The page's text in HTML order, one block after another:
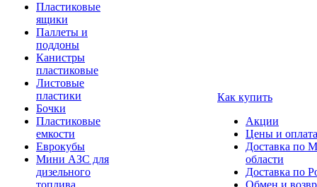
Пластиковые
ящики
Паллеты и
поддоны
Канистры
пластиковые
Листовые
пластики
Бочки
Пластиковые
емкости
Еврокубы
Мини АЗС для
дизельного
топлива
Как купить
Акции
Цены и оплата
Доставка по
области
Доставка по
Обмен и